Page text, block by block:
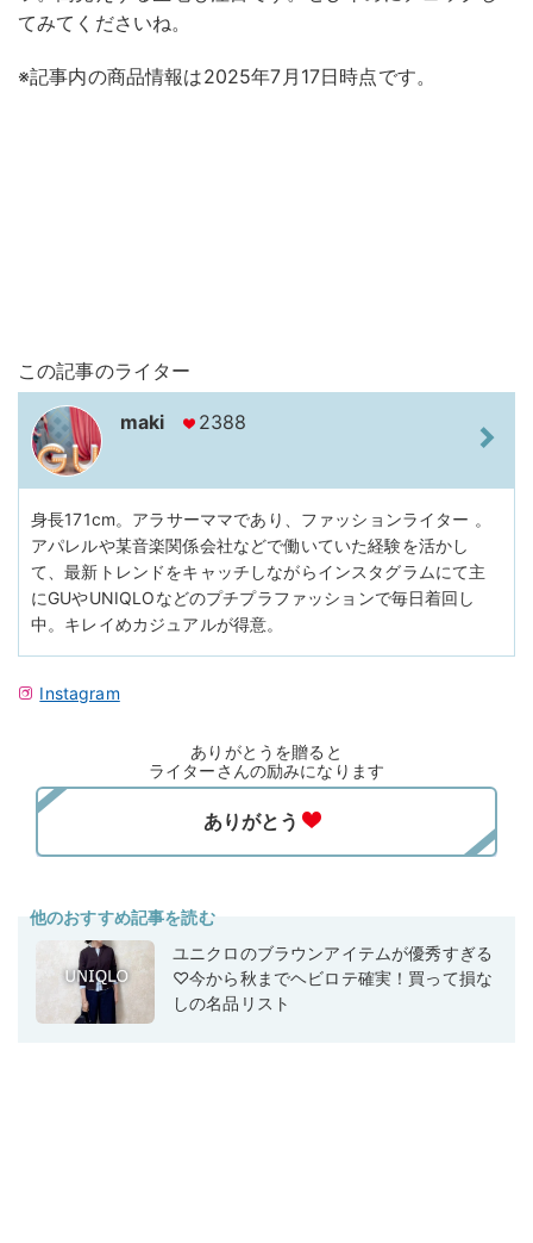
てみてくださいね。
※記事内の商品情報は2025年7月17日時点です。
この記事のライター
maki 2388
身長171cm。アラサーママであり、ファッションライター 。
アパレルや某音楽関係会社などで働いていた経験を活かし
て、最新トレンドをキャッチしながらインスタグラムにて主
にGUやUNIQLOなどのプチプラファッションで毎日着回し
中。キレイめカジュアルが得意。
Instagram
ありがとうを贈ると
ライターさんの励みになります
他のおすすめ記事を読む
ユニクロのブラウンアイテムが優秀すぎる
♡今から秋までヘビロテ確実！買って損な
しの名品リスト